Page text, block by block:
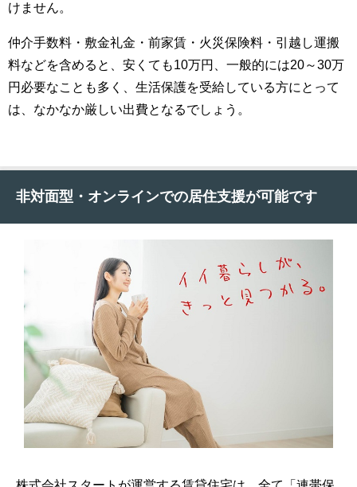
けません。
仲介手数料・敷金礼金・前家賃・火災保険料・引越し運搬
料などを含めると、安くても10万円、一般的には20～30万
円必要なことも多く、生活保護を受給している方にとって
は、なかなか厳しい出費となるでしょう。
非対面型・オンラインでの居住支援が可能です